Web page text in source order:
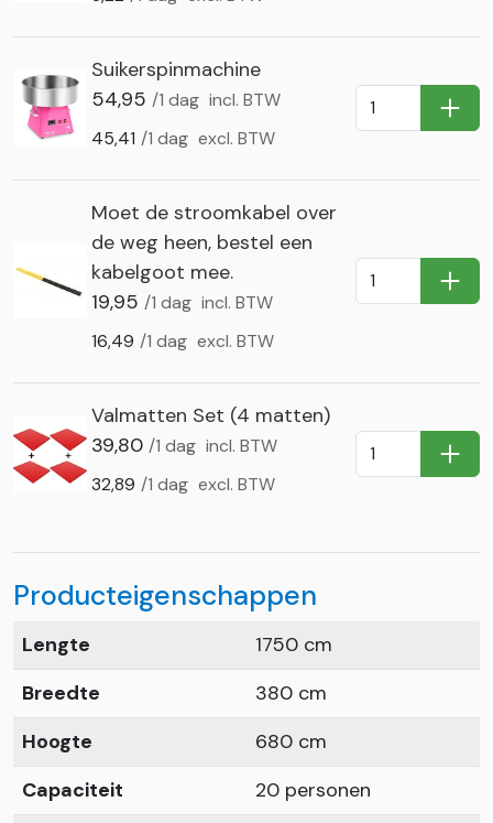
Suikerspinmachine
54,95 /1 dag incl. BTW
45,41 /1 dag excl. BTW
In
Moet de stroomkabel over
de weg heen, bestel een
kabelgoot mee.
19,95 /1 dag incl. BTW
16,49 /1 dag excl. BTW
In
Valmatten Set (4 matten)
39,80 /1 dag incl. BTW
32,89 /1 dag excl. BTW
In
Producteigenschappen
Lengte
1750 cm
Breedte
380 cm
Hoogte
680 cm
Capaciteit
20 personen